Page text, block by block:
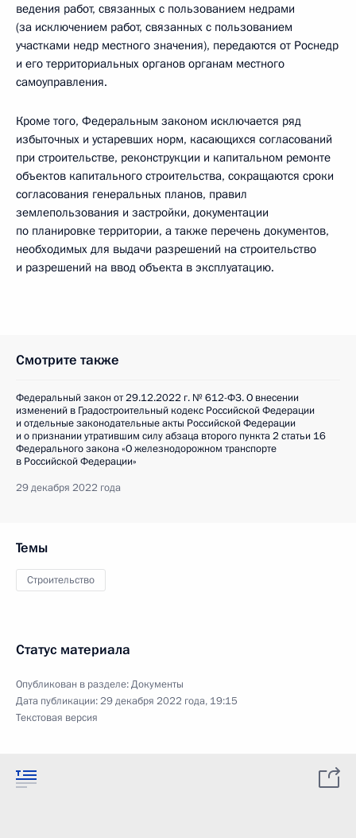
ведения работ, связанных с пользованием недрами
(за исключением работ, связанных с пользованием
участками недр местного значения), передаются от Роснедр
и его территориальных органов органам местного
самоуправления.
Кроме того, Федеральным законом исключается ряд
избыточных и устаревших норм, касающихся согласований
при строительстве, реконструкции и капитальном ремонте
объектов капитального строительства, сокращаются сроки
согласования генеральных планов, правил
землепользования и застройки, документации
по планировке территории, а также перечень документов,
необходимых для выдачи разрешений на строительство
и разрешений на ввод объекта в эксплуатацию.
Смотрите также
Федеральный закон от 29.12.2022 г. № 612-ФЗ. О внесении
изменений в Градостроительный кодекс Российской Федерации
и отдельные законодательные акты Российской Федерации
и о признании утратившим силу абзаца второго пункта 2 статьи 16
Федерального закона «О железнодорожном транспорте
в Российской Федерации»
29 декабря 2022 года
Темы
Строительство
Статус материала
Опубликован в разделе:Документы
Дата публикации:29 декабря 2022 года, 19:15
Текстовая версия